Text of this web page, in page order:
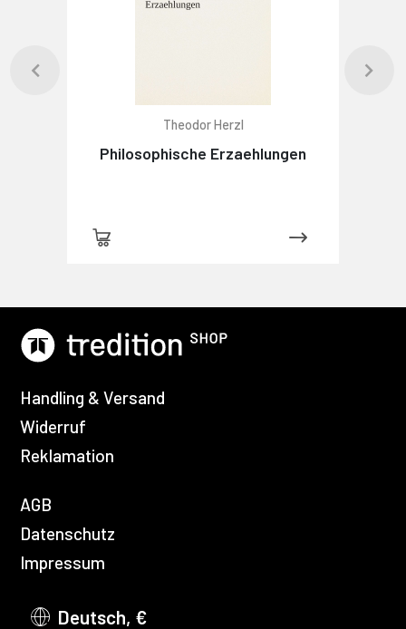
Theodor Herzl
Philosophische Erzaehlungen
Handling & Versand
Widerruf
Reklamation
AGB
Datenschutz
Impressum
Deutsch, €